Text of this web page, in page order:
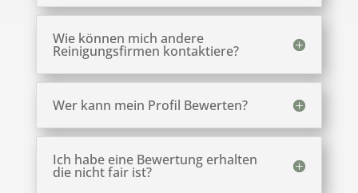
Wie können mich andere
Reinigungsfirmen kontaktiere?
Wer kann mein Profil Bewerten?
Ich habe eine Bewertung erhalten
die nicht fair ist?